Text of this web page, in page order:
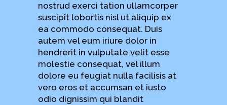
nostrud exerci tation ullamcorper
suscipit lobortis nisl ut aliquip ex
ea commodo consequat. Duis
autem vel eum iriure dolor in
hendrerit in vulputate velit esse
molestie consequat, vel illum
dolore eu feugiat nulla facilisis at
vero eros et accumsan et iusto
odio dignissim qui blandit